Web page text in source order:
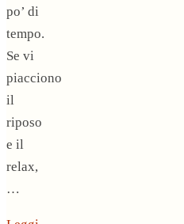
po’ di
tempo.
Se vi
piacciono
il
riposo
e il
relax,
…